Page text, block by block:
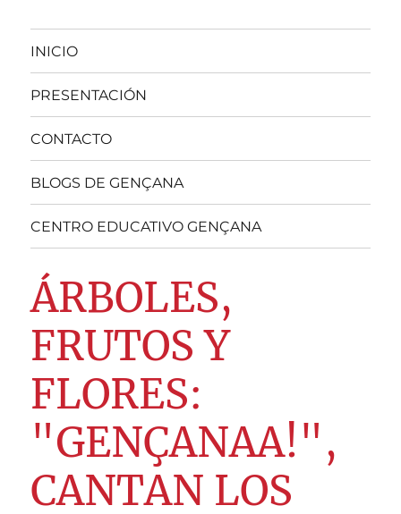
INICIO
PRESENTACIÓN
CONTACTO
BLOGS DE GENÇANA
CENTRO EDUCATIVO GENÇANA
ÁRBOLES,
FRUTOS Y
FLORES:
"GENÇANAA!",
CANTAN LOS